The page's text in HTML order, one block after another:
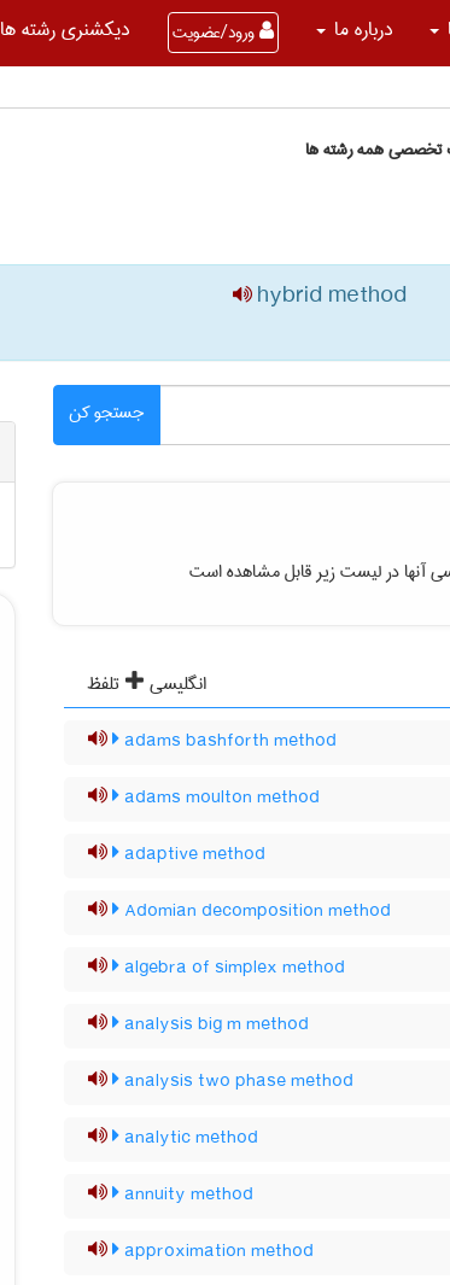
درباره ما ورود/عضویت دیکشنری رشته ها
تخصصی همه رشته ها
hybrid method
جستجو کن
آنها در لیست زیر قابل مشاهده است
انگلیسی
تلفظ
adams bashforth method
adams moulton method
adaptive method
Adomian decomposition method
algebra of simplex method
analysis big m method
analysis two phase method
analytic method
annuity method
approximation method